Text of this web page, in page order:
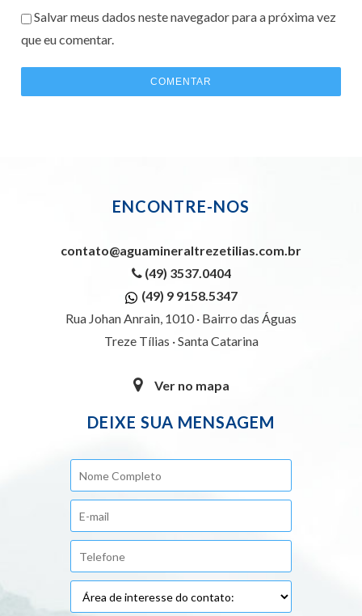
Salvar meus dados neste navegador para a próxima vez
que eu comentar.
ENCONTRE-NOS
contato@aguamineraltrezetilias.com.br
(49) 3537.0404
(49) 9 9158.5347
Rua Johan Anrain, 1010 · Bairro das Águas
Treze Tílias · Santa Catarina
Ver no mapa
DEIXE SUA MENSAGEM